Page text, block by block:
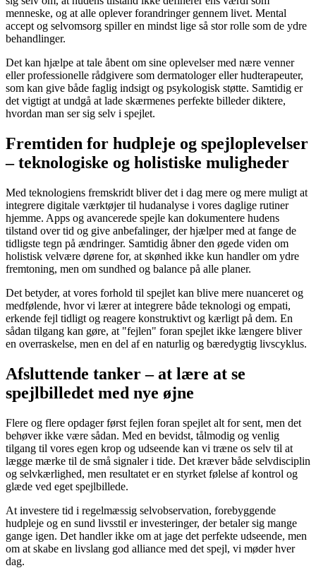
menneske, og at alle oplever forandringer gennem livet. Mental
accept og selvomsorg spiller en mindst lige så stor rolle som de ydre
behandlinger.
Det kan hjælpe at tale åbent om sine oplevelser med nære venner
eller professionelle rådgivere som dermatologer eller hudterapeuter,
som kan give både faglig indsigt og psykologisk støtte. Samtidig er
det vigtigt at undgå at lade skærmenes perfekte billeder diktere,
hvordan man ser sig selv i spejlet.
Fremtiden for hudpleje og spejloplevelser
– teknologiske og holistiske muligheder
Med teknologiens fremskridt bliver det i dag mere og mere muligt at
integrere digitale værktøjer til hudanalyse i vores daglige rutiner
hjemme. Apps og avancerede spejle kan dokumentere hudens
tilstand over tid og give anbefalinger, der hjælper med at fange de
tidligste tegn på ændringer. Samtidig åbner den øgede viden om
holistisk velvære dørene for, at skønhed ikke kun handler om ydre
fremtoning, men om sundhed og balance på alle planer.
Det betyder, at vores forhold til spejlet kan blive mere nuanceret og
medfølende, hvor vi lærer at integrere både teknologi og empati,
erkende fejl tidligt og reagere konstruktivt og kærligt på dem. En
sådan tilgang kan gøre, at "fejlen" foran spejlet ikke længere bliver
en overraskelse, men en del af en naturlig og bæredygtig livscyklus.
Afsluttende tanker – at lære at se
spejlbilledet med nye øjne
Flere og flere opdager først fejlen foran spejlet alt for sent, men det
behøver ikke være sådan. Med en bevidst, tålmodig og venlig
tilgang til vores egen krop og udseende kan vi træne os selv til at
lægge mærke til de små signaler i tide. Det kræver både selvdisciplin
og selvkærlighed, men resultatet er en styrket følelse af kontrol og
glæde ved eget spejlbillede.
At investere tid i regelmæssig selvobservation, forebyggende
hudpleje og en sund livsstil er investeringer, der betaler sig mange
gange igen. Det handler ikke om at jage det perfekte udseende, men
om at skabe en livslang god alliance med det spejl, vi møder hver
dag.